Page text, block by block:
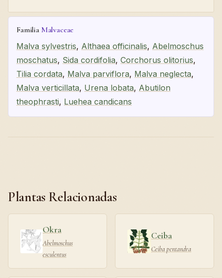
Familia Malvaceae
Malva sylvestris, Althaea officinalis, Abelmoschus
moschatus, Sida cordifolia, Corchorus olitorius,
Tilia cordata, Malva parviflora, Malva neglecta,
Malva verticillata, Urena lobata, Abutilon
theophrasti, Luehea candicans
Plantas Relacionadas
Okra
Abelmoschus
esculentus
Ceiba
Ceiba pentandra